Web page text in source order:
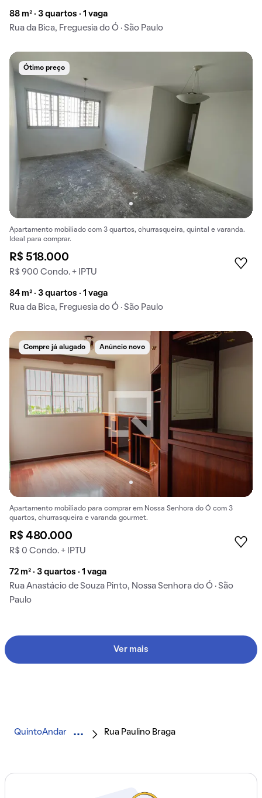
88 m² · 3 quartos · 1 vaga
Rua da Bica, Freguesia do Ó · São Paulo
Ótimo preço
Apartamento mobiliado com 3 quartos, churrasqueira, quintal e varanda.
Ideal para comprar.
R$ 518.000
R$ 900 Condo. + IPTU
84 m² · 3 quartos · 1 vaga
Rua da Bica, Freguesia do Ó · São Paulo
Compre já alugado Anúncio novo
Apartamento mobiliado para comprar em Nossa Senhora do Ó com 3
quartos, churrasqueira e varanda gourmet.
R$ 480.000
R$ 0 Condo. + IPTU
72 m² · 3 quartos · 1 vaga
Rua Anastácio de Souza Pinto, Nossa Senhora do Ó · São
Paulo
Ver mais
QuintoAndar Rua Paulino Braga